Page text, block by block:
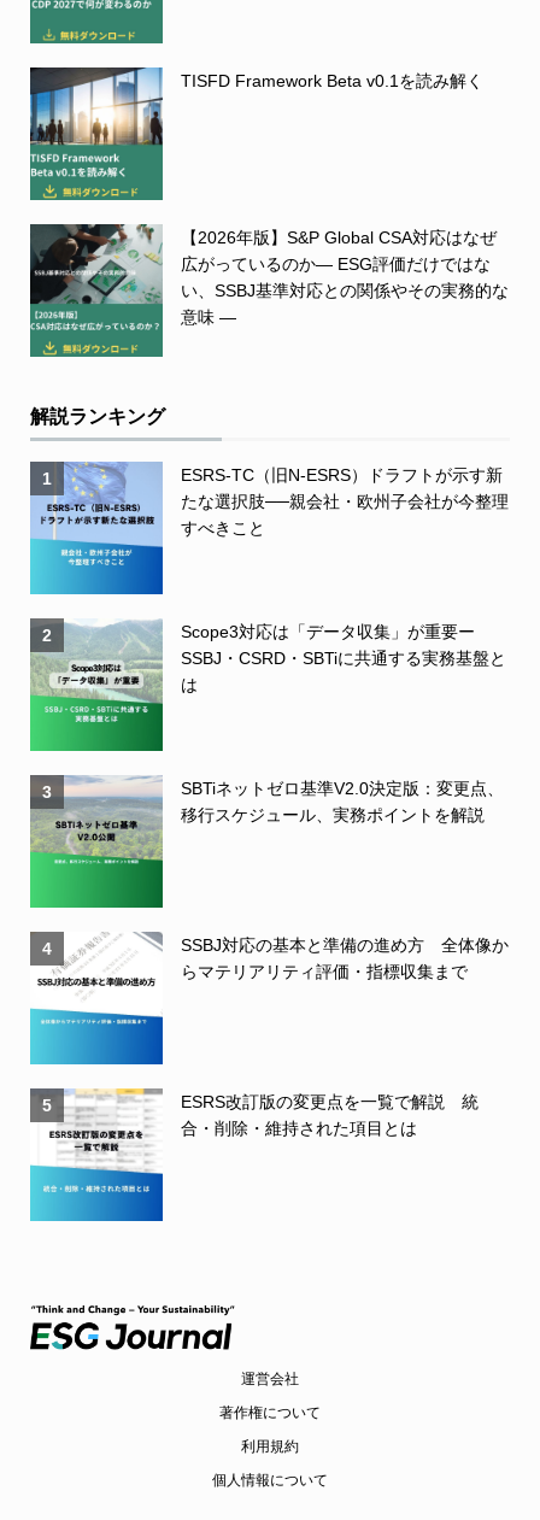
TISFD Framework Beta v0.1を読み解く
【2026年版】S&P Global CSA対応はなぜ
広がっているのか― ESG評価だけではな
い、SSBJ基準対応との関係やその実務的な
意味 ―
解説ランキング
1
ESRS-TC（旧N-ESRS）ドラフトが示す新
たな選択肢──親会社・欧州子会社が今整理
すべきこと
2
Scope3対応は「データ収集」が重要ー
SSBJ・CSRD・SBTiに共通する実務基盤と
は
3
SBTiネットゼロ基準V2.0決定版：変更点、
移行スケジュール、実務ポイントを解説
4
SSBJ対応の基本と準備の進め方 全体像か
らマテリアリティ評価・指標収集まで
5
ESRS改訂版の変更点を一覧で解説 統
合・削除・維持された項目とは
運営会社
著作権について
利用規約
個人情報について